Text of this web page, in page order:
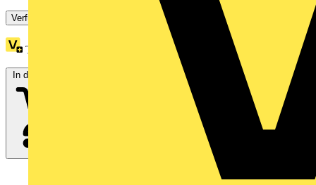
Verfügbar: 2 Händler
Treuepunkte:
In den Warenkorb